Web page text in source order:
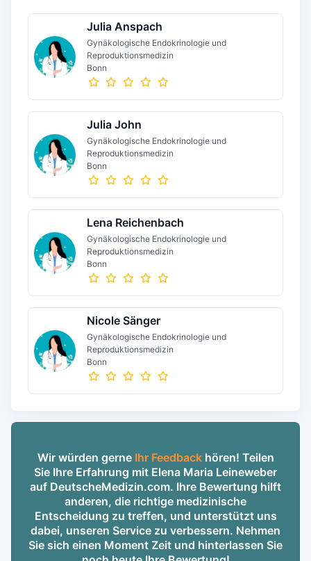
Julia Anspach
Gynäkologische Endokrinologie und
Reproduktionsmedizin
Bonn
Julia John
Gynäkologische Endokrinologie und
Reproduktionsmedizin
Bonn
Lena Reichenbach
Gynäkologische Endokrinologie und
Reproduktionsmedizin
Bonn
Nicole Sänger
Gynäkologische Endokrinologie und
Reproduktionsmedizin
Bonn
Wir würden gerne Ihr Feedbackhören! Teilen
Sie Ihre Erfahrung mit Elena Maria Leineweber
auf DeutscheMedizin.com. Ihre Bewertung hilft
anderen, die richtige medizinische
Entscheidung zu treffen, und unterstützt uns
dabei, unseren Service zu verbessern. Nehmen
Sie sich einen Moment Zeit und hinterlassen Sie